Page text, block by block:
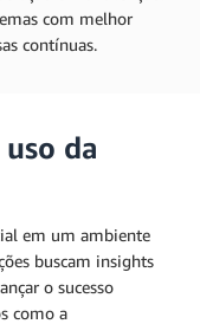
com melhor
contínuas.
da
em um ambiente
buscam insights
o sucesso
como a